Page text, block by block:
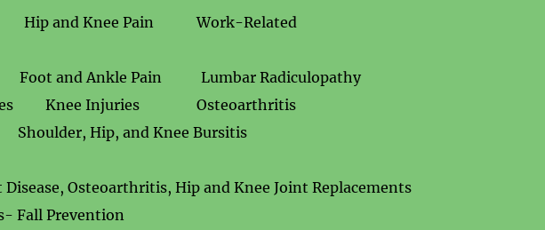
and Knee Pain Work-Related
Ankle Pain Lumbar Radiculopathy
Knee Injuries Osteoarthritis
Shoulder, Hip, and Knee Bursitis
Osteoarthritis, Hip and Knee Joint Replacements